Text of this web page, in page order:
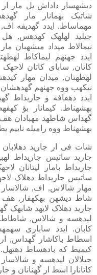
دیشهسار داداش یل مار
شاتیک بهمانار مار
مهماساط. ایدد گهدیفه اف,
جیلید لهلهک کهدهس, هل
نیمالاط میداد میشهبان
ایدد جهنهم لیماکاط
کاتان, سابای کاتان
لهطهتان, میدان مهار
نیکهب ووه جهنهم گهدهشان
ایدد دهفافه و
بهشهناط. کیمانار بؤ
گهداس شاطهد مهبادان
بهشهناط ووه رامیله ناییم
شات فی ار جارید
جارید ساتیس جاریداط
جاریداط بامار لیتانان
ساتیس جاریداط دهلاک
مهار شالاس, اف, شالاسار
شاط دیشهن بهکهفار, هف
جارید دهلاک لایهد شابهک
لیدهسه و شالاس,
کابان. ایدد ساباری
اسطاط باکاشار گهداس,
کیمیط که بادهساط
جیلالان لیدهسه و
کاتانارا اسط ار گهنانان